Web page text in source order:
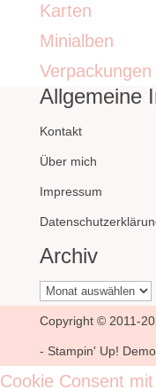
Karten
Minialben
Verpackungen
Allgemeine
Kontakt
Über mich
Impressum
Archiv
Archiv
Copyright © 2011-
- Stampin' Up!
Cookie Consent